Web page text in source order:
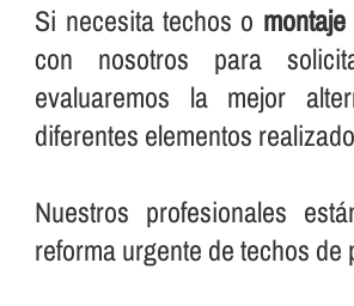
Si necesita techos o
con nosotros para
evaluaremos la mejor
diferentes elementos
Nuestros profesionales
reforma urgente de techos